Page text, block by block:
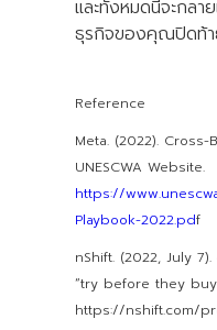
และทั้งหมดนี้จะกลา
ธุรกิจของคุณปิดท้
Reference
Meta. (2022).
UNESCWA Website.
https://
Playbook-2022.pdf
nShift. (2022, July
“try before they
https://nshift.com/